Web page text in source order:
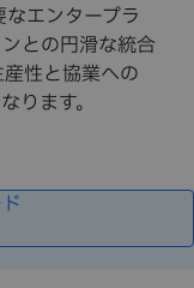
エンタープラ
との円滑な統合
性と協業への
ります。